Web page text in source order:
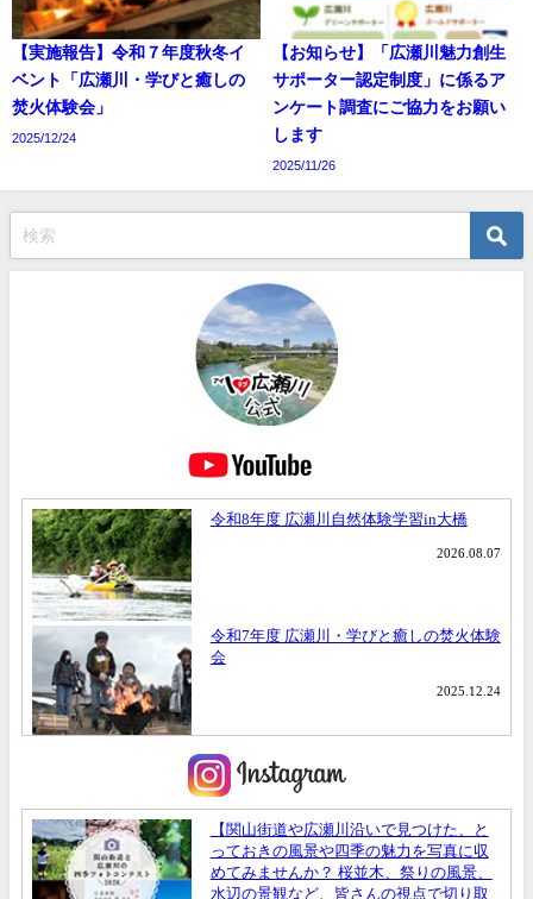
【実施報告】令和７年度秋冬イ
ベント「広瀬川・学びと癒しの
焚火体験会」
2025/12/24
【お知らせ】「広瀬川魅力創生
サポーター認定制度」に係るア
ンケート調査にご協力をお願い
します
2025/11/26